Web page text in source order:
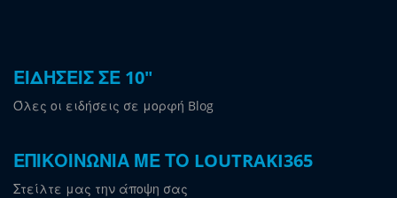
ΕΙΔΗΣΕΙΣ ΣΕ 10"
Όλες οι ειδήσεις σε μορφή Blog
ΕΠΙΚΟΙΝΩΝΙΑ ΜΕ ΤΟ LOUTRAKI365
Στείλτε μας την άποψη σας